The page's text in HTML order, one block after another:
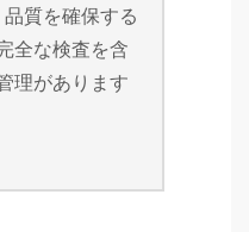
質を確保する
全な検査を含
理があります